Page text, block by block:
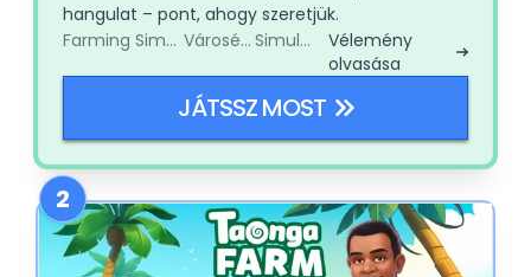
hangulat – pont, ahogy szeretjük.
Farming Simulator
Városépítő Simulator
Vélemény
olvasása
JÁTSSZ MOST
2